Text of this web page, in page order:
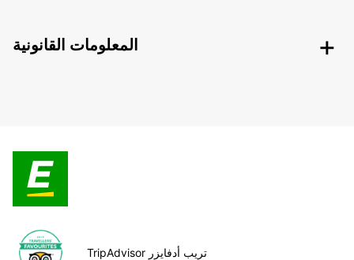
المعلومات القانونية
TripAdvisor تريب أدفايزر